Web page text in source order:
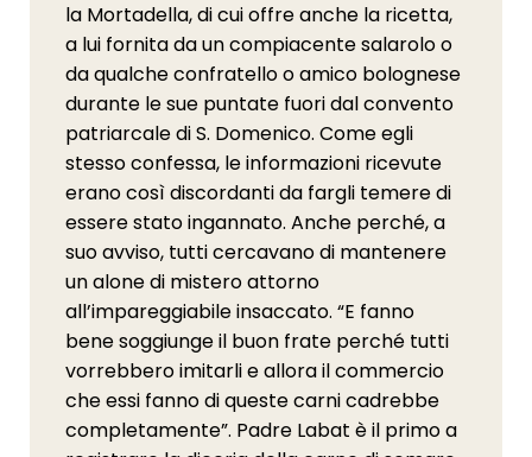
la Mortadella, di cui offre anche la ricetta,
a lui fornita da un compiacente salarolo o
da qualche confratello o amico bolognese
durante le sue puntate fuori dal convento
patriarcale di S. Domenico. Come egli
stesso confessa, le informazioni ricevute
erano così discordanti da fargli temere di
essere stato ingannato. Anche perché, a
suo avviso, tutti cercavano di mantenere
un alone di mistero attorno
all’impareggiabile insaccato. “E fanno
bene soggiunge il buon frate perché tutti
vorrebbero imitarli e allora il commercio
che essi fanno di queste carni cadrebbe
completamente”. Padre Labat è il primo a